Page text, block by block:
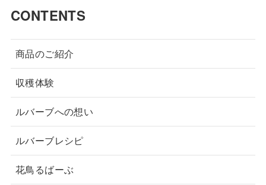
CONTENTS
商品のご紹介
収穫体験
ルバーブへの想い
ルバーブレシピ
花鳥るばーぶ